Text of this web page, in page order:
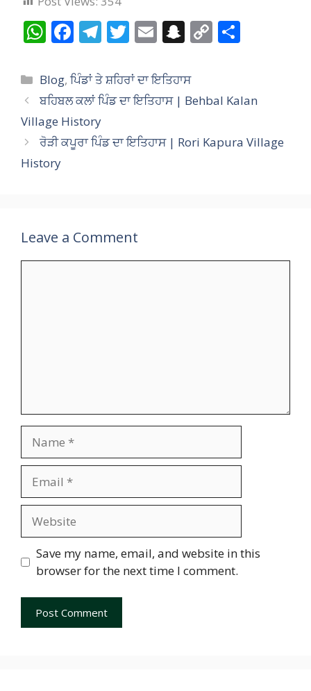
W
at
s
A
p
p
F
e
b
o
o
T
e
gr
m
T
itt
er
E
ai
l
S
a
p
h
C
y
n
e
Categories
Blog,ਪਿੰਡਾਂ ਤੇ ਸ਼ਹਿਰਾਂ ਦਾ ਇਤਿਹਾਸ
ਬਹਿਬਲ ਕਲਾਂ ਪਿੰਡ ਦਾ ਇਤਿਹਾਸ | Behbal Kalan
Village History
ਰੋੜੀ ਕਪੂਰਾ ਪਿੰਡ ਦਾ ਇਤਿਹਾਸ | Rori Kapura Village
History
Leave a Comment
Save my name, email, and website in this
browser for the next time I comment.